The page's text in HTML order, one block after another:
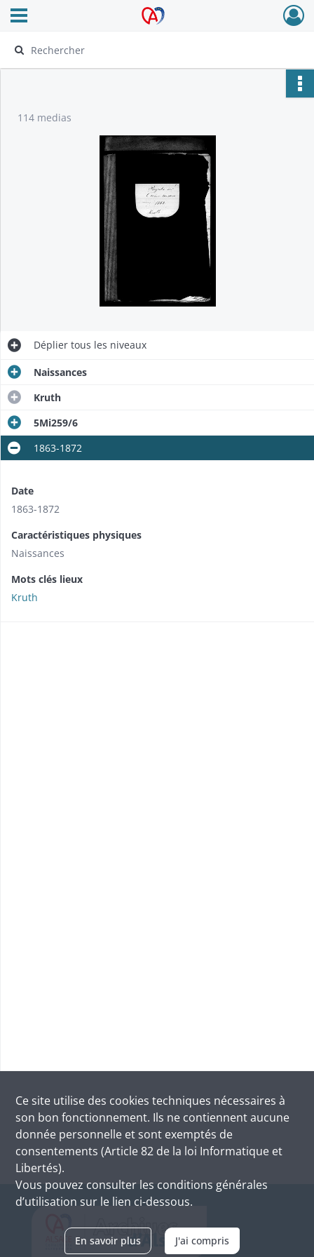
Archives Alsace - Colmar
Ouvrir le menu déroulant
114 medias
Déplier tous les niveaux
Naissances
Kruth
5Mi259/6
1863-1872
Date
1863-1872
Caractéristiques physiques
Naissances
Mots clés lieux
Kruth
Ce site utilise des cookies techniques nécessaires à
son bon fonctionnement. Ils ne contiennent aucune
donnée personnelle et sont exemptés de
consentements (Article 82 de la loi Informatique et
Libertés).
Vous pouvez consulter les conditions générales
d’utilisation sur le lien ci-dessous.
En savoir plus J'ai compris